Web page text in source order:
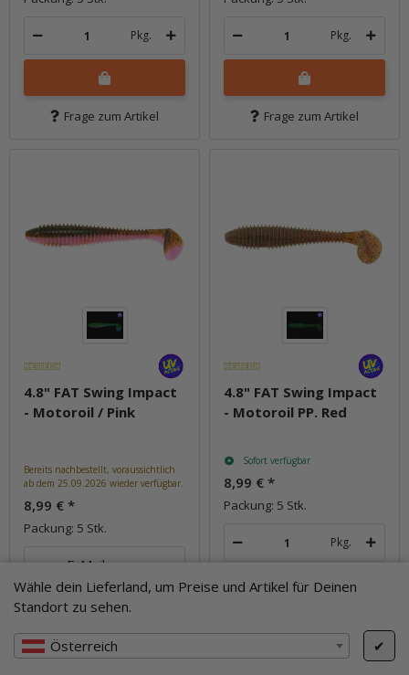
Wähle dein Lieferland, um Preise und Artikel für Deinen
Standort zu sehen.
Österreich ✔
Pkg.
Frage zum Artikel
Pkg.
Frage zum Artikel
4.8" FAT Swing Impact
- Motoroil / Pink
Bereits nachbestellt, voraussichtlich
ab dem 25.09.2026 wieder verfügbar.
8,99 € *
Packung: 5 Stk.
E-Mail wenn
verfügbar
4.8" FAT Swing Impact
- Motoroil PP. Red
Sofort verfügbar
8,99 € *
Packung: 5 Stk.
Pkg.